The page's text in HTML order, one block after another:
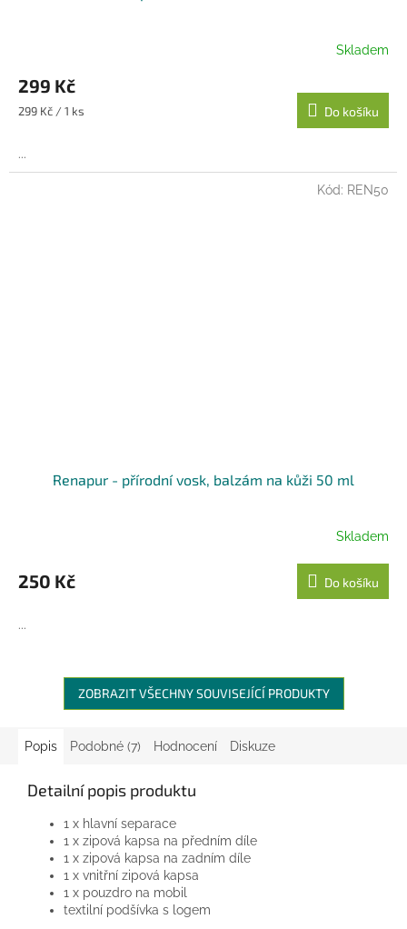
Skladem
299 Kč
Měrná
299 Kč / 1 ks Do košíku
...
Renapur - přírodní vosk, balzám na kůži 50 ml
Skladem
250 Kč Do košíku
...
Kód: REN50
ZOBRAZIT VŠECHNY SOUVISEJÍCÍ PRODUKTY
Popis Podobné (7) Hodnocení Diskuze
Detailní popis produktu
1 x hlavní separace
1 x zipová kapsa na předním díle
1 x zipová kapsa na zadním díle
1 x vnitřní zipová kapsa
1 x pouzdro na mobil
textilní podšívka s logem